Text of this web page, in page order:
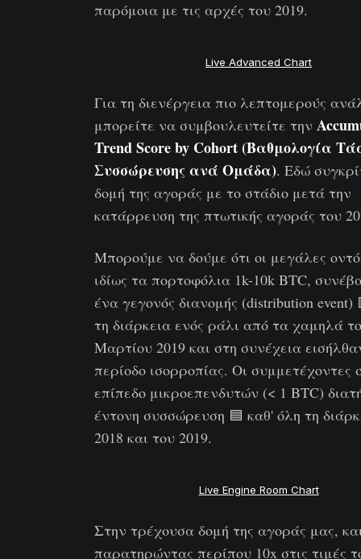
παρόμοια με τις αρχές του 2019.
Live Advanced Chart
Για τη διενέργεια πιο λεπτομερούς
μπορείτε να συμβουλευτείτε την
Trend Score by Cohort (Βαθμολογία
Συσσώρευσης ανά Ομάδα). Εδώ
δομή της αγοράς με το στάδιο μετά την
κατάρρευση της πτωτικής αγοράς του
Μπορούμε να δούμε ότι οι μεγάλες
ιδίως τα πορτοφόλια 1k-10k BTC,
ένα γεγονός διανομής (distribution event)
τη διάρκεια ενός ράλι από τα χαμηλά
Μαρτίου 2019 και στη συνέχεια
περίοδο ισορροπίας. Οι συμμετέχοντες
επίπεδο μικροεπενδυτών (< 1 BTC)
έντονη συσσώρευση 🟦 καθ' όλη τη
2018 και του 2019.
Live Engine Room Chart
Στην τρέχουσα δομή της αγοράς μας,
παρατηρώντας περίπου 10x στις τιμές